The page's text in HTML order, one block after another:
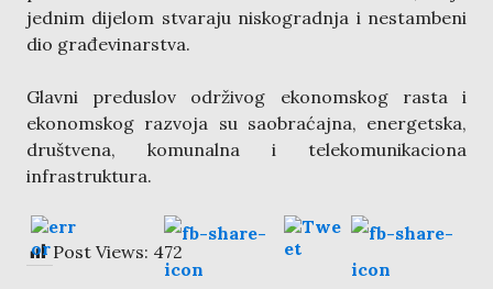
jednim dijelom stvaraju niskogradnja i nestambeni
dio građevinarstva.
Glavni preduslov održivog ekonomskog rasta i
ekonomskog razvoja su saobraćajna, energetska,
društvena, komunalna i telekomunikaciona
infrastruktura.
Post Views: 472